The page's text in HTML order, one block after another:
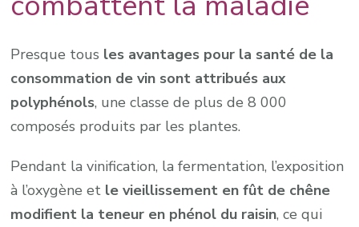
Presque tous les avantages pour la santé de la
consommation de vin sont attribués aux
polyphénols, une classe de plus de 8 000
composés produits par les plantes.
Pendant la vinification, la fermentation, l’exposition
à l’oxygène et le vieillissement en fût de chêne
modifient la teneur en phénol du raisin, ce qui